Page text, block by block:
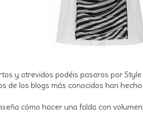
y atrevidos podéis pasaros por Style
de los blogs más conocidos han
cómo hacer una falda con